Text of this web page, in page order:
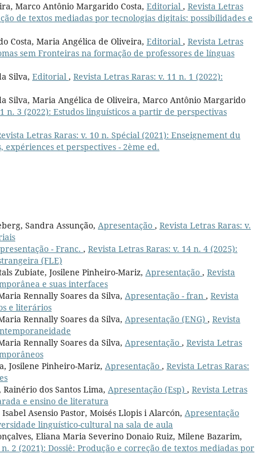
Marco Antônio Margarido Costa, Editorial , Revista Letras
de textos mediadas por tecnologias digitais: possibilidades e
Costa, Maria Angélica de Oliveira, Editorial , Revista Letras
sem Fronteiras na formação de professores de línguas
Silva, Editorial , Revista Letras Raras: v. 11 n. 1 (2022):
Silva, Maria Angélica de Oliveira, Marco Antônio Margarido
n. 3 (2022): Estudos linguísticos a partir de perspectivas
Letras Raras: v. 10 n. Spécial (2021): Enseignement du
et perspectives - 2ème ed.
Sandra Assunção, Apresentação , Revista Letras Raras: v.
- Franc. , Revista Letras Raras: v. 14 n. 4 (2025):
(FLE)
Zubiate, Josilene Pinheiro-Mariz, Apresentação , Revista
e suas interfaces
Rennally Soares da Silva, Apresentação - fran , Revista
e literários
Rennally Soares da Silva, Apresentação (ENG) , Revista
Rennally Soares da Silva, Apresentação , Revista Letras
Josilene Pinheiro-Mariz, Apresentação , Revista Letras Raras:
dos Santos Lima, Apresentação (Esp) , Revista Letras
e ensino de literatura
Asensio Pastor, Moisés Llopis i Alarcón, Apresentação
linguístico-cultural na sala de aula
Eliana Maria Severino Donaio Ruiz, Milene Bazarim,
2 (2021): Dossiê: Produção e correção de textos mediadas por